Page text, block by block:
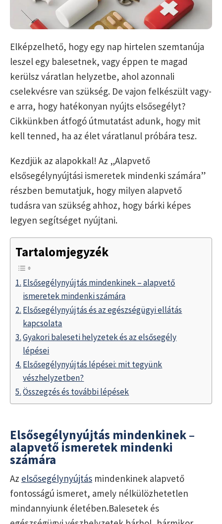
Elképzelhető, hogy egy nap hirtelen szemtanúja
leszel egy balesetnek, vagy éppen te magad
kerülsz váratlan helyzetbe, ahol azonnali
cselekvésre van szükség. De vajon felkészült vagy-
e arra, hogy hatékonyan nyújts elsősegélyt?
Cikkünkben átfogó útmutatást adunk, hogy mit
kell tenned, ha az élet váratlanul próbára tesz.
Kezdjük az alapokkal! Az „Alapvető
elsősegélynyújtási ismeretek mindenki számára”
részben bemutatjuk, hogy milyen alapvető
tudásra van szükség ahhoz, hogy bárki képes
legyen segítséget nyújtani.
Tartalomjegyzék
Elsősegélynyújtás mindenkinek – alapvető
ismeretek mindenki számára
Elsősegélynyújtás és az egészségügyi ellátás
kapcsolata
Gyakori baleseti helyzetek és az elsősegély
lépései
Elsősegélynyújtás lépései: mit tegyünk
vészhelyzetben?
Összegzés és további lépések
Elsősegélynyújtás mindenkinek –
alapvető ismeretek mindenki
számára
Az elsősegélynyújtás mindenkinek alapvető
fontosságú ismeret, amely nélkülözhetetlen
mindannyiunk életében.Balesetek és